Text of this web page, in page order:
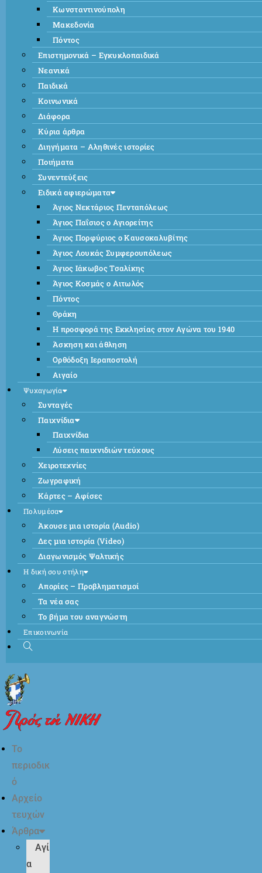
Κωνσταντινούπολη
Μακεδονία
Πόντος
Επιστημονικά – Εγκυκλοπαιδικά
Νεανικά
Παιδικά
Κοινωνικά
Διάφορα
Κύρια άρθρα
Διηγήματα – Αληθινές ιστορίες
Ποιήματα
Συνεντεύξεις
Ειδικά αφιερώματα
Άγιος Νεκτάριος Πενταπόλεως
Άγιος Παΐσιος ο Αγιορείτης
Άγιος Πορφύριος ο Καυσοκαλυβίτης
Άγιος Λουκάς Συμφερουπόλεως
Άγιος Ιάκωβος Τσαλίκης
Άγιος Κοσμάς ο Αιτωλός
Πόντος
Θράκη
Η προσφορά της Εκκλησίας στον Αγώνα του 1940
Άσκηση και άθληση
Ορθόδοξη Ιεραποστολή
Αιγαίο
Ψυχαγωγία
Συνταγές
Παιχνίδια
Παιχνίδια
Λύσεις παιχνιδιών τεύχους
Χειροτεχνίες
Ζωγραφική
Κάρτες – Αφίσες
Πολυμέσα
Άκουσε μια ιστορία (Audio)
Δες μια ιστορία (Video)
Διαγωνισμός Ψαλτικής
Η δική σου στήλη
Απορίες – Προβληματισμοί
Τα νέα σας
Το βήμα του αναγνώστη
Επικοινωνία
Το
περιοδικ
ό
Αρχείο
τευχών
Άρθρα
Αγί
α